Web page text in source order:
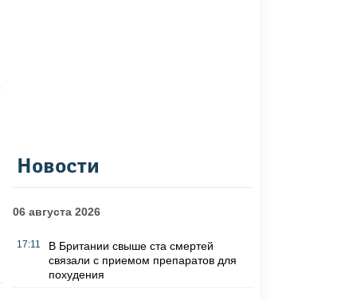
Новости
06 августа 2026
17:11
В Британии свыше ста смертей
связали с приемом препаратов для
похудения